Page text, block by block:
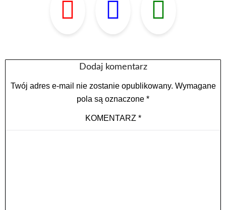
Dodaj komentarz
Twój adres e-mail nie zostanie opublikowany. Wymagane
pola są oznaczone *
KOMENTARZ *